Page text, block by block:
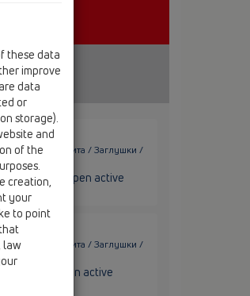
защита / Заглушки /
Jung Pumpen active
защита / Заглушки /
Jung Pumpen active
these data
improve
data
or
storage).
and
of the
creation,
your
to point
law